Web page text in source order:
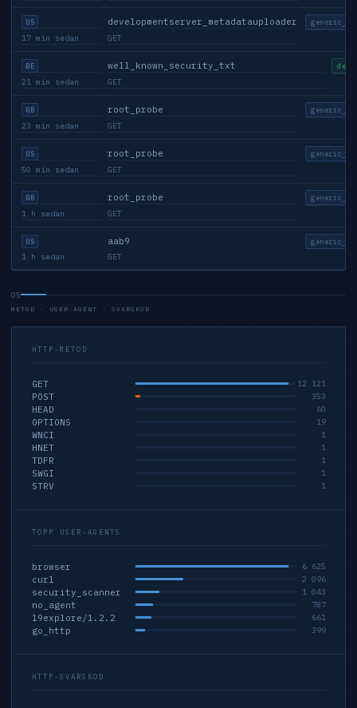
17 min sedan
US developmentserver_metadatauploader
GET
21 min sedan
BE well_known_security_txt
GET
23 min sedan
GB root_probe
GET
50 min sedan
US root_probe
GET
1 h sedan
GB root_probe
GET
1 h sedan
US aab9
GET
05
METOD · USER-AGENT · SVARSKOD
HTTP-METOD
GET 12 121
POST 353
HEAD 60
OPTIONS 19
WNCI 1
HNET 1
TDFR 1
SWGI 1
STRV 1
TOPP USER-AGENTS
browser 6 625
curl 2 096
security_scanner 1 043
no_agent 787
l9explore/1.2.2 661
go_http 399
HTTP-SVARSKOD